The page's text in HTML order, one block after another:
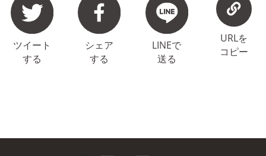
ツイート
する
シェア
する
LINEで
送る
URLを
コピー